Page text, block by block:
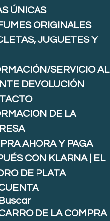
ÚNICAS
ORIGINALES
JUGUETES Y
SERVICIO AL
DEVOLUCIÓN
DE LA
AHORA Y PAGA
CON KLARNA | EL
DE PLATA
Buscar
DE LA COMPRA